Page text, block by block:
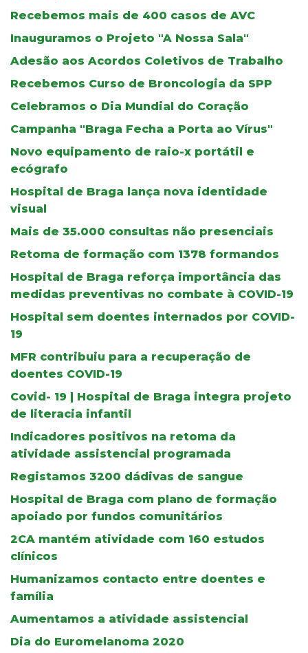
Recebemos mais de 400 casos de AVC
Inauguramos o Projeto "A Nossa Sala"
Adesão aos Acordos Coletivos de Trabalho
Recebemos Curso de Broncologia da SPP
Celebramos o Dia Mundial do Coração
Campanha "Braga Fecha a Porta ao Vírus"
Novo equipamento de raio-x portátil e
ecógrafo
Hospital de Braga lança nova identidade
visual
Mais de 35.000 consultas não presenciais
Retoma de formação com 1378 formandos
Hospital de Braga reforça importância das
medidas preventivas no combate à COVID-19
Hospital sem doentes internados por COVID-
19
MFR contribuiu para a recuperação de
doentes COVID-19
Covid- 19 | Hospital de Braga integra projeto
de literacia infantil
Indicadores positivos na retoma da
atividade assistencial programada
Registamos 3200 dádivas de sangue
Hospital de Braga com plano de formação
apoiado por fundos comunitários
2CA mantém atividade com 160 estudos
clínicos
Humanizamos contacto entre doentes e
família
Aumentamos a atividade assistencial
Dia do Euromelanoma 2020